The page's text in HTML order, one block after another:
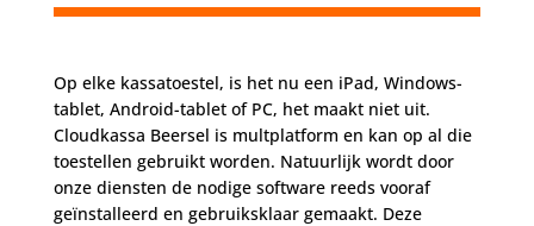
Op elke kassatoestel, is het nu een iPad, Windows-
tablet, Android-tablet of PC, het maakt niet uit.
Cloudkassa Beersel is multplatform en kan op al die
toestellen gebruikt worden. Natuurlijk wordt door
onze diensten de nodige software reeds vooraf
geïnstalleerd en gebruiksklaar gemaakt. Deze